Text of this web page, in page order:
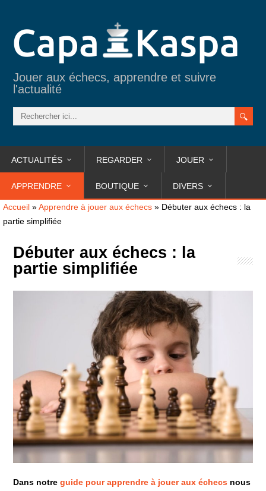
Jouer aux échecs, apprendre et suivre
l'actualité
ACTUALITÉS REGARDER JOUER
APPRENDRE BOUTIQUE DIVERS
Accueil »Apprendre à jouer aux échecs » Débuter aux échecs : la
partie simplifiée
Débuter aux échecs : la
partie simplifiée
Dans notreguide pour apprendre à jouer aux échecs nous